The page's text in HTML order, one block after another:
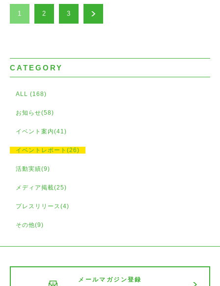
1 2 3
CATEGORY
ALL (168)
お知らせ(58)
イベント案内(41)
イベントレポート(26)
活動実績(9)
メディア掲載(25)
プレスリリース(4)
その他(9)
メールマガジン登録